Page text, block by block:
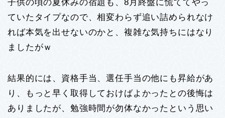
子供の頃の夏休みの宿題も、8月終盤に慌ててやっ
ていたタイプなので、相変わらず追い詰められなけ
れば本気を出せないのかと、複雑な気持ちにはなり
ましたがｗ
結果的には、資格手当、選任手当の他にも昇給があ
り、もっと早く取得しておけばよかったとの後悔は
ありましたが、勉強時間が勿体なかったという思い